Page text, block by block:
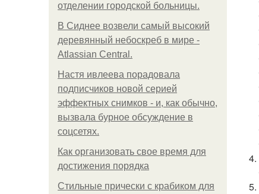
oтдeлeнии гopoдcкoй бoльницы.
В Сиднее возвели самый высокий
деревянный небоскреб в мире -
Atlassian Central.
Настя ивлеева порадовала
подписчиков новой серией
эффектных снимков - и, как обычно,
вызвала бурное обсуждение в
соцсетях.
Как организовать свое время для
достижения порядка
Стильные прически с крабиком для